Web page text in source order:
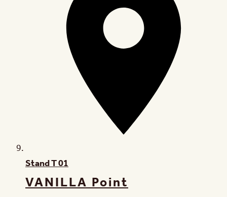
StandT 01
VANILLA Point